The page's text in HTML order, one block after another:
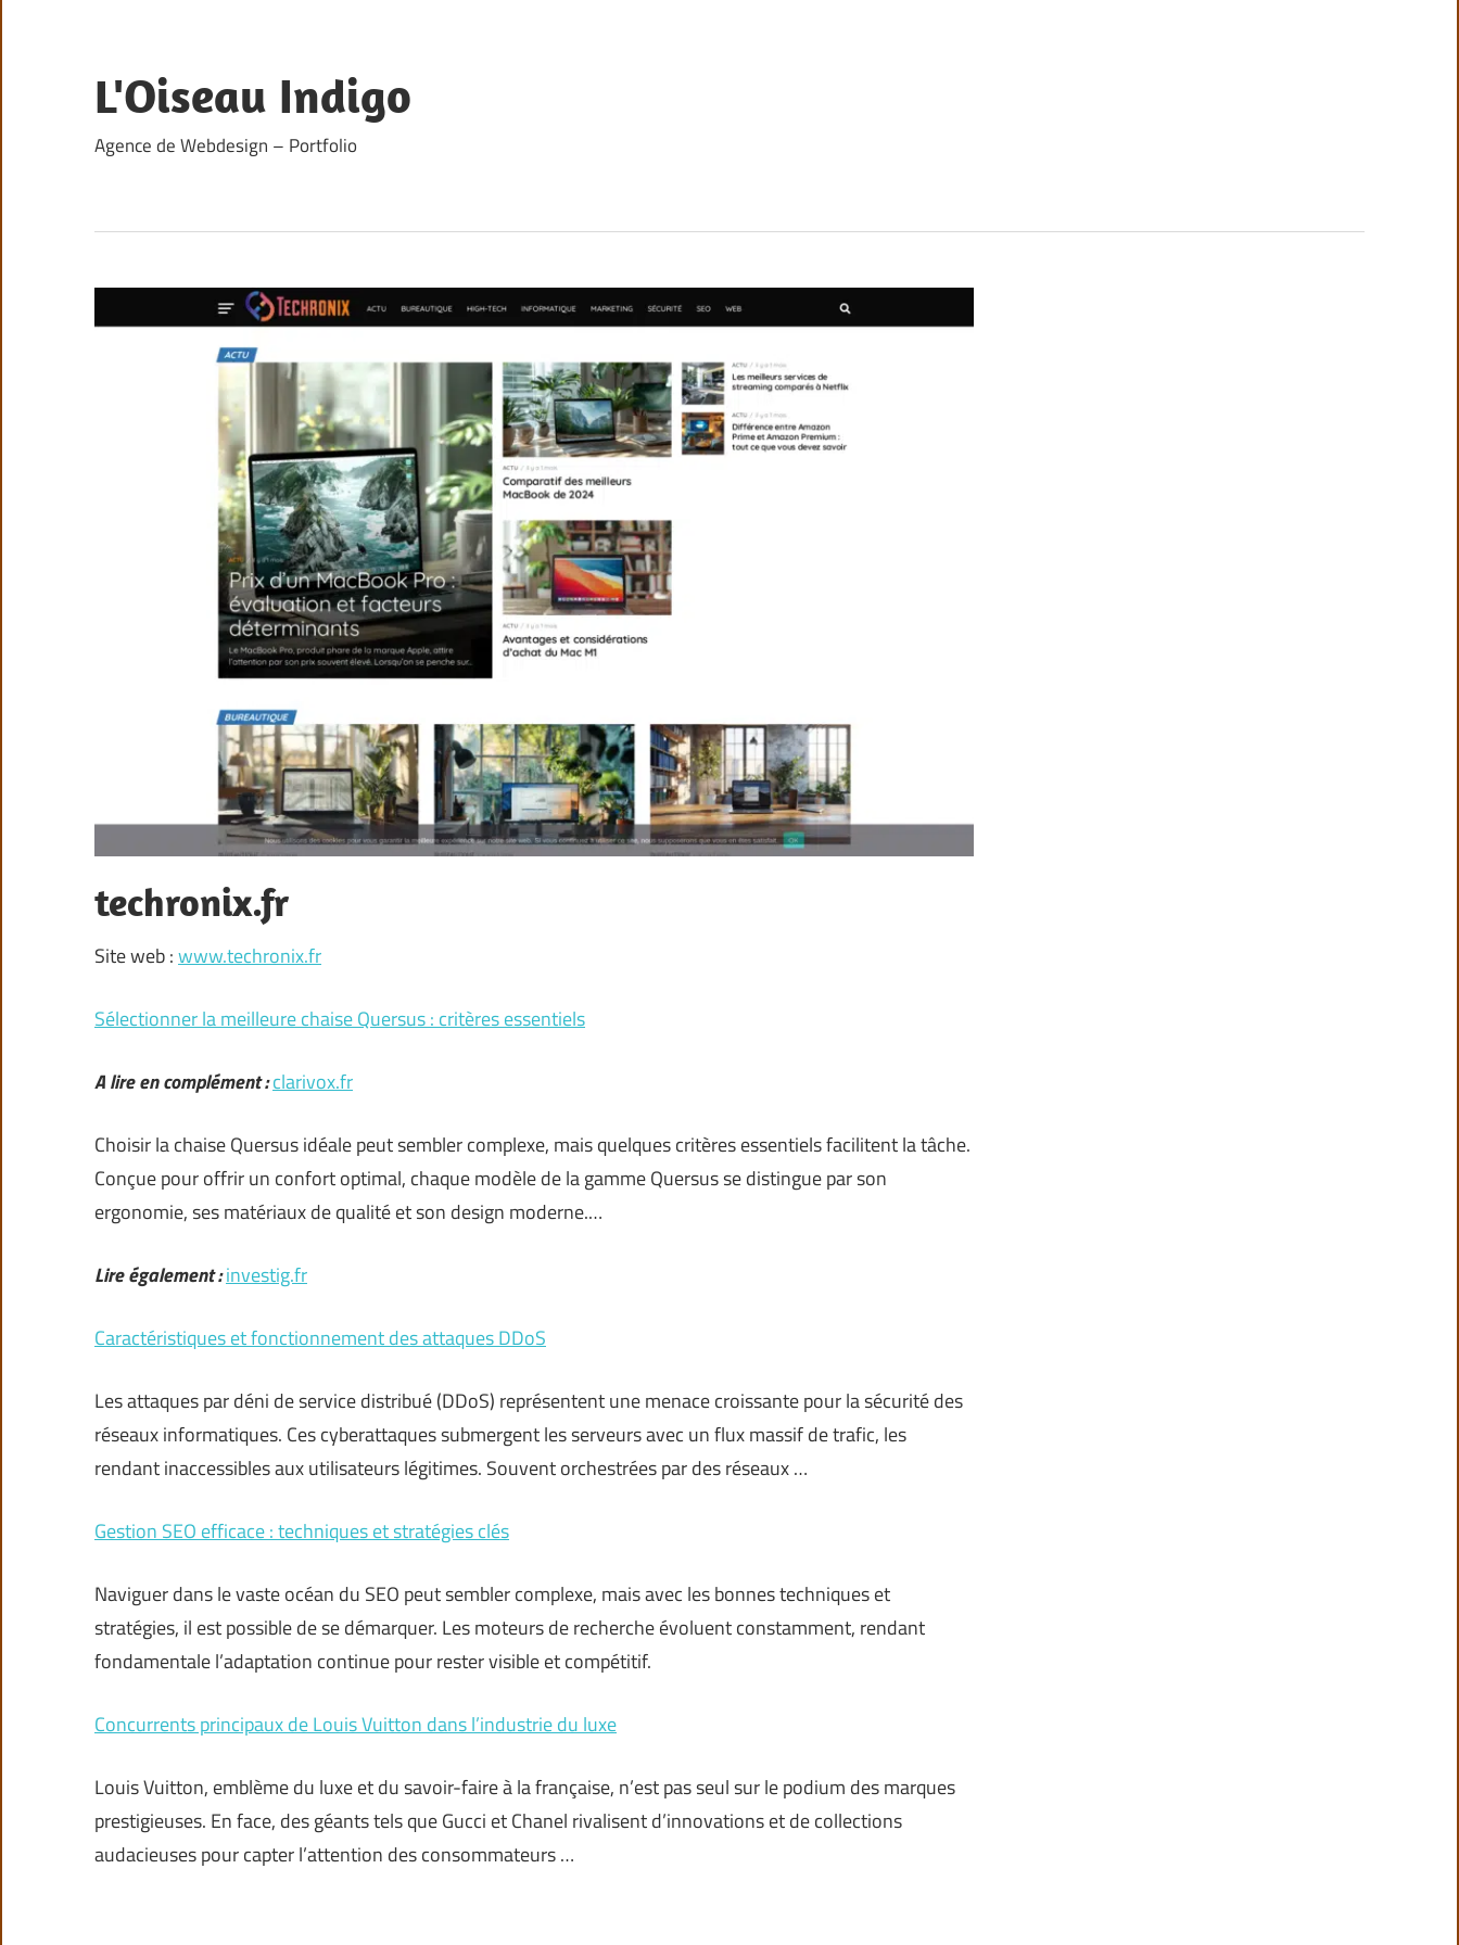
content
L'Oiseau Indigo
Agence de Webdesign – Portfolio
techronix.fr
Site web :www.techronix.fr
Sélectionner la meilleure chaise Quersus : critères essentiels
A lire en complément :clarivox.fr
Choisir la chaise Quersus idéale peut sembler complexe, mais quelques critères essentiels facilitent la tâche.
Conçue pour offrir un confort optimal, chaque modèle de la gamme Quersus se distingue par son
ergonomie, ses matériaux de qualité et son design moderne.…
Lire également :investig.fr
Caractéristiques et fonctionnement des attaques DDoS
Les attaques par déni de service distribué (DDoS) représentent une menace croissante pour la sécurité des
réseaux informatiques. Ces cyberattaques submergent les serveurs avec un flux massif de trafic, les
rendant inaccessibles aux utilisateurs légitimes. Souvent orchestrées par des réseaux …
Gestion SEO efficace : techniques et stratégies clés
Naviguer dans le vaste océan du SEO peut sembler complexe, mais avec les bonnes techniques et
stratégies, il est possible de se démarquer. Les moteurs de recherche évoluent constamment, rendant
fondamentale l’adaptation continue pour rester visible et compétitif.
Concurrents principaux de Louis Vuitton dans l’industrie du luxe
Louis Vuitton, emblème du luxe et du savoir-faire à la française, n’est pas seul sur le podium des marques
prestigieuses. En face, des géants tels que Gucci et Chanel rivalisent d’innovations et de collections
audacieuses pour capter l’attention des consommateurs …